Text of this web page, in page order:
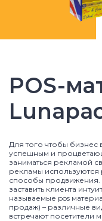
POS-
Для того чтобы бизнес
успешным и
заниматься рекламой
рекламы используются
способы продвижения.
заставить клиента
называемые pos
продаж) – различные
встречают посетители